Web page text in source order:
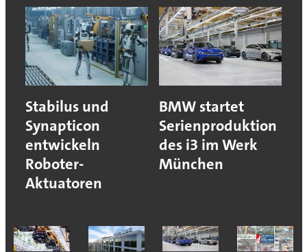
Stabilus und
Synapticon
entwickeln
Roboter-
Aktuatoren
BMW startet
Serienproduktion
des i3 im Werk
München